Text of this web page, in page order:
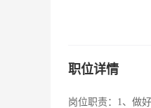
职位详情
岗位职责：1、做